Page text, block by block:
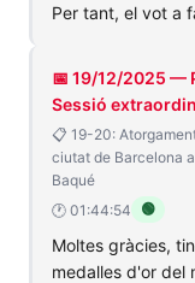
Per tant, el vot a
📅 19/12/2025 —
Sessió
📋 19-20:
ciutat de Barcelona
Baqué
🕐 01:44:54
🟢
Moltes gràcies,
medalles d'or del